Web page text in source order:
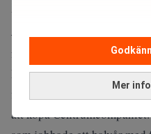
Mer
väldigt bra för hans bolag.
– Vi är inte så
förklarar han.
Han pekar dock på en
finanskrisen slagit till. En av
att köpa